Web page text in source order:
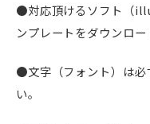
●対応頂けるソフト（
ンプレートをダウンロー
●文字（フォント）は必
い。